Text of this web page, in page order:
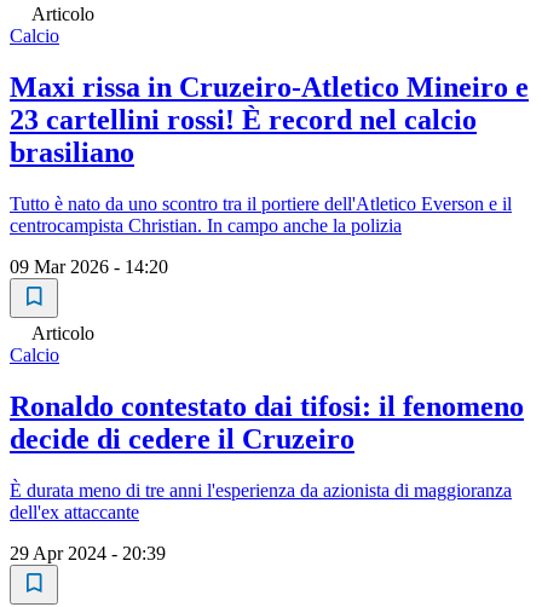
Articolo
Calcio
Maxi rissa in Cruzeiro-Atletico Mineiro e
23 cartellini rossi! È record nel calcio
brasiliano
Tutto è nato da uno scontro tra il portiere dell'Atletico Everson e il
centrocampista Christian. In campo anche la polizia
09 Mar 2026 - 14:20
Articolo
Calcio
Ronaldo contestato dai tifosi: il fenomeno
decide di cedere il Cruzeiro
È durata meno di tre anni l'esperienza da azionista di maggioranza
dell'ex attaccante
29 Apr 2024 - 20:39